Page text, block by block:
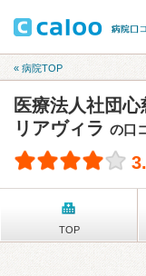
« 病院TOP
医療法人社団
リアヴィラ の口
TOP